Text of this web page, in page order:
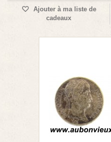
Ajouter à ma liste de
cadeaux